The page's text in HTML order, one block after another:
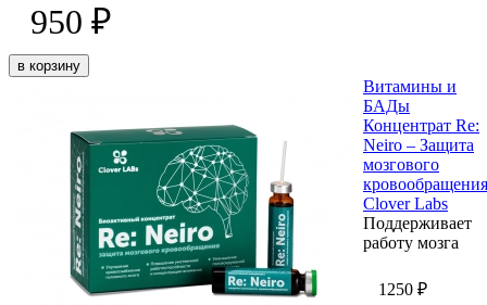
950 ₽
в корзину
Витамины и
БАДы
Концентрат Re:
Neiro – Защита
мозгового
Clover Labs
Поддерживает
работу мозга
1250 ₽